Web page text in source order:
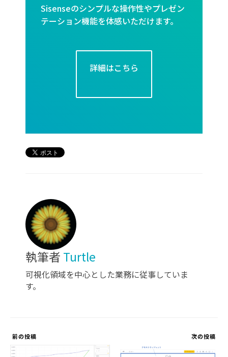
Sisenseのシンプルな操作性やプレゼン
テーション機能を体感いただけます。
詳細はこちら
執筆者 Turtle
可視化領域を中心とした業務に従事していま
す。
前の投稿 次の投稿